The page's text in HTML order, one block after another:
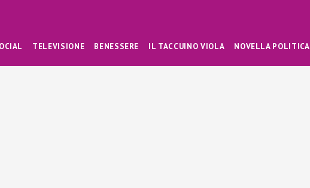
TELEVISIONE BENESSERE IL TACCUINO VIOLA NOVELLA POLITICA